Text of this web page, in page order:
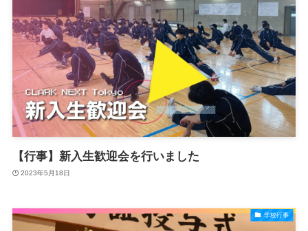
【行事】新入生歓迎会を行いました
2023年5月18日
学校行事